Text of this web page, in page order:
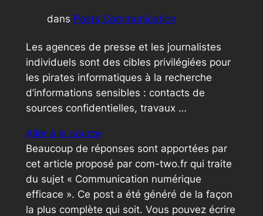
dans Posts Communication
Les agences de presse et les journalistes
individuels sont des cibles privilégiées pour
les pirates informatiques à la recherche
d’informations sensibles : contacts de
sources confidentielles, travaux …
Aller à la source
Beaucoup de réponses sont apportées par
cet article proposé par com-two.fr qui traite
du sujet « Communication numérique
efficace ». Ce post a été généré de la façon
la plus complète qui soit. Vous pouvez écrire